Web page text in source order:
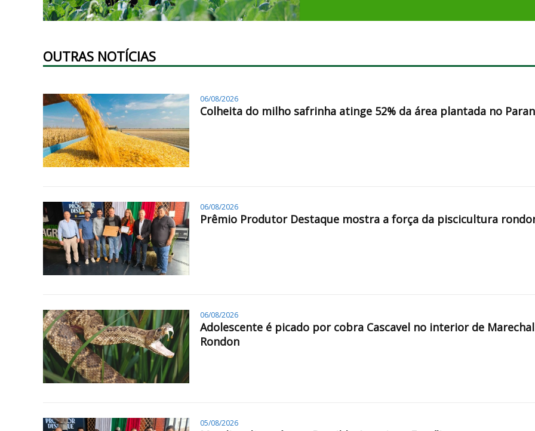
OUTRAS NOTÍCIAS
06/08/2026
Colheita do milho safrinha atinge 52% da área plantada no
06/08/2026
Prêmio Produtor Destaque mostra a força da piscicultura
06/08/2026
Adolescente é picado por cobra Cascavel no interior de Marechal
Rondon
05/08/2026